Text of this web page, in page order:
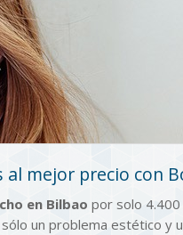
mejor precio con
en Bilbao por solo
un problema estético y